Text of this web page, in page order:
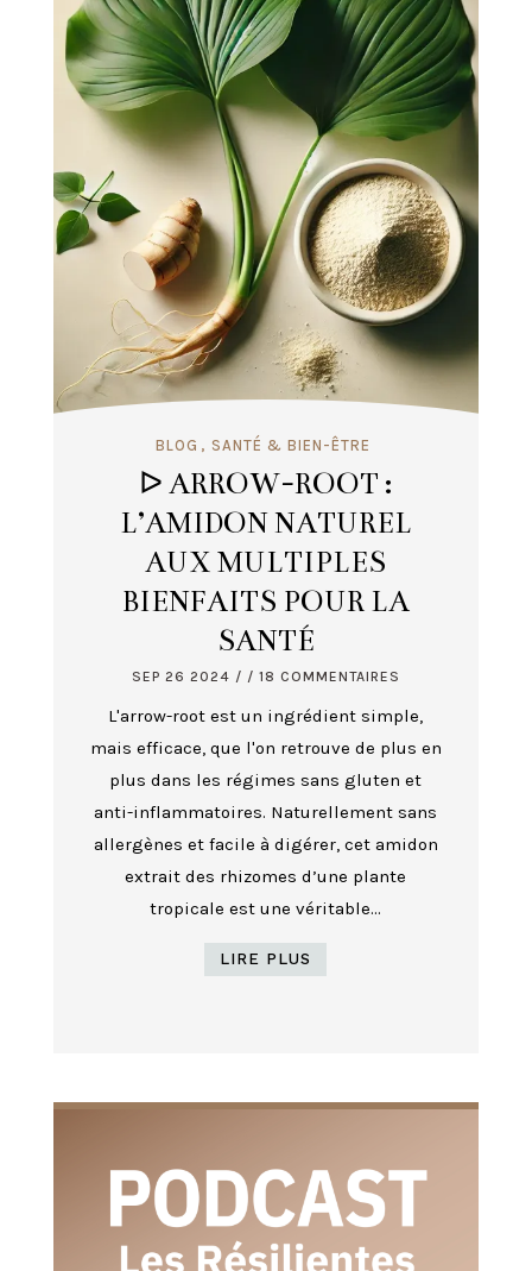
BLOG SANTÉ & BIEN-ÊTRE
ᐅ ARROW-ROOT :
L’AMIDON NATUREL
AUX MULTIPLES
BIENFAITS POUR LA
SANTÉ
SEP 26 2024 / / 18 COMMENTAIRES
L'arrow-root est un ingrédient simple,
mais efficace, que l'on retrouve de plus en
plus dans les régimes sans gluten et
anti-inflammatoires. Naturellement sans
allergènes et facile à digérer, cet amidon
extrait des rhizomes d’une plante
tropicale est une véritable...
LIRE PLUS